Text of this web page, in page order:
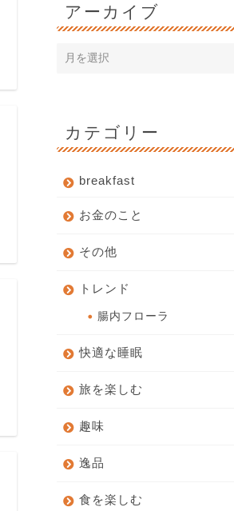
アーカイブ
カテゴリー
breakfast
お金のこと
その他
トレンド
腸内フローラ
快適な睡眠
旅を楽しむ
趣味
逸品
食を楽しむ